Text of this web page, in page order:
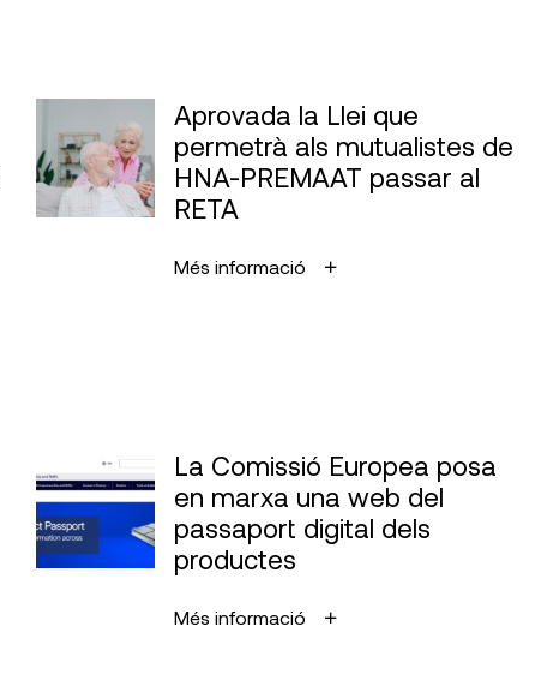
Aprovada la Llei que
permetrà als mutualistes de
HNA-PREMAAT passar al
RETA
Més informació
La Comissió Europea posa
en marxa una web del
passaport digital dels
productes
Més informació